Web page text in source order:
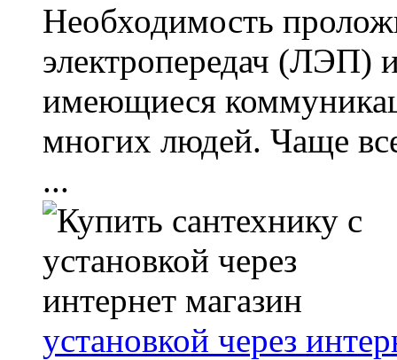
Необходимость
электропередач (ЛЭП)
имеющиеся
многих людей. Чаще
...
установкой через